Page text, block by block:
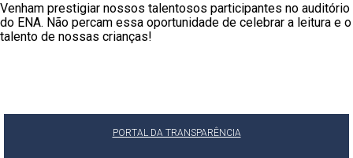
Venham prestigiar nossos talentosos participantes no auditório
do ENA. Não percam essa oportunidade de celebrar a leitura e o
talento de nossas crianças!
PORTAL DA TRANSPARÊNCIA